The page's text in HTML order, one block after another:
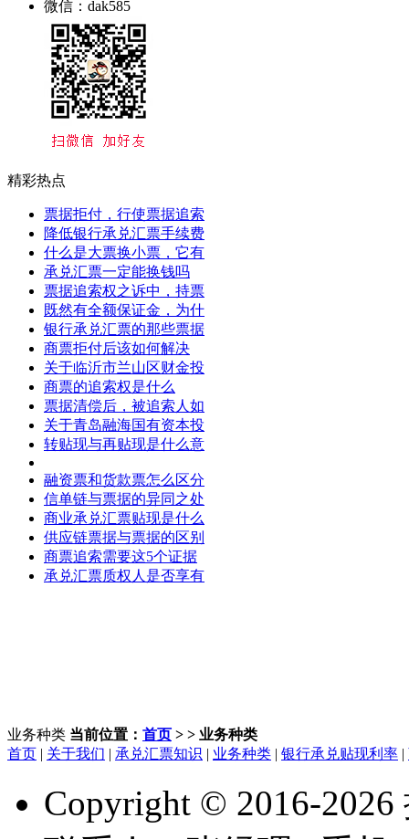
微信：dak585
精彩热点
票据拒付，行使票据追索
降低银行承兑汇票手续费
什么是大票换小票，它有
承兑汇票一定能换钱吗
票据追索权之诉中，持票
既然有全额保证金，为什
银行承兑汇票的那些票据
商票拒付后该如何解决
关于临沂市兰山区财金投
商票的追索权是什么
票据清偿后，被追索人如
关于青岛融海国有资本投
转贴现与再贴现是什么意
融资票和货款票怎么区分
信单链与票据的异同之处
商业承兑汇票贴现是什么
供应链票据与票据的区别
商票追索需要这5个证据
承兑汇票质权人是否享有
业务种类 当前位置： 首页 > > 业务种类
首页 | 关于我们 | 承兑汇票知识 | 业务种类 | 银行承兑贴现利率 |
Copyright © 2016-2026